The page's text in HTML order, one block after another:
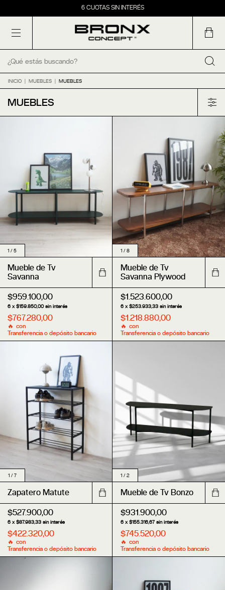
6 CUOTAS SIN INTERÉS
INICIO MUEBLES MUEBLES
MUEBLES
1 /5
Mueble de Tv
Savanna
$959.100,00
6 x$159.850,00 sin interés
$767.280,00
con
Transferencia o depósito bancario
1 /8
Mueble de Tv
Savanna Plywood
$1.523.600,00
6 x$253.933,33 sin interés
$1.218.880,00
con
Transferencia o depósito bancario
1/7
Zapatero Matute
$527.900,00
6 x$87.983,33 sin interés
$422.320,00
con
Transferencia o depósito bancario
1 /2
Mueble de Tv Bonzo
$931.900,00
6 x$155.316,67 sin interés
$745.520,00
con
Transferencia o depósito bancario